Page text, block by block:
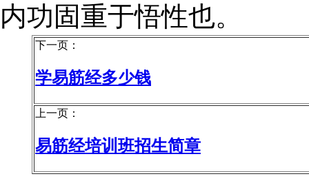
内功固重于悟性也。
下一页：
学易筋经多少钱
上一页：
易筋经培训班招生简章